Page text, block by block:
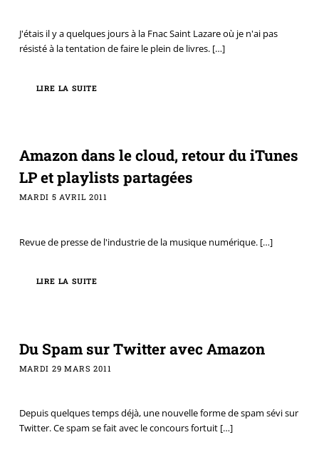
J'étais il y a quelques jours à la Fnac Saint Lazare où je n'ai pas
résisté à la tentation de faire le plein de livres.[…]
LIRE LA SUITE
Amazon dans le cloud, retour du iTunes
LP et playlists partagées
MARDI 5 AVRIL 2011
Revue de presse de l'industrie de la musique numérique.[…]
LIRE LA SUITE
Du Spam sur Twitter avec Amazon
MARDI 29 MARS 2011
Depuis quelques temps déjà, une nouvelle forme de spam sévi sur
Twitter. Ce spam se fait avec le concours fortuit[…]